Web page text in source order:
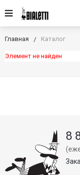
Главная Каталог
Элемент не найден
8